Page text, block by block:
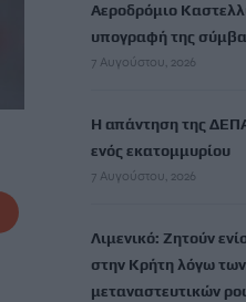
Αεροδρόμιο
υπογραφή της
7 Αυγούστου, 2026
Η απάντηση της
ενός εκατομμυρίου
7 Αυγούστου, 2026
Λιμενικό: Ζητούν
στην Κρήτη λόγω
μεταναστευτικών